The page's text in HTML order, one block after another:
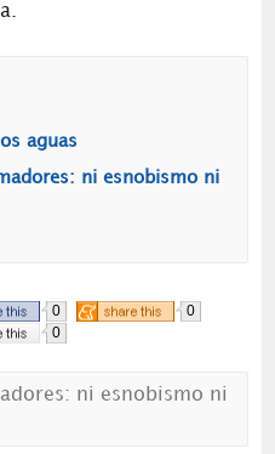
aguas
ni esnobismo ni
0
0
0
ni esnobismo ni